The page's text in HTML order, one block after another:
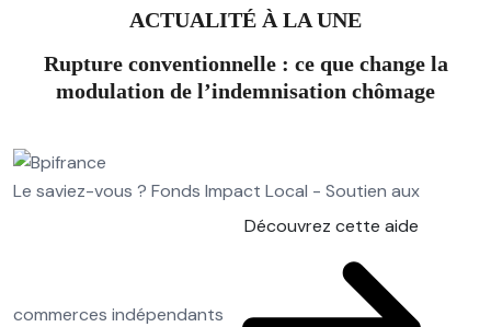
ACTUALITÉ À LA UNE
Rupture conventionnelle : ce que change la
modulation de l’indemnisation chômage
Le saviez-vous ? Fonds Impact Local - Soutien aux
commerces indépendants
Découvrez cette aide